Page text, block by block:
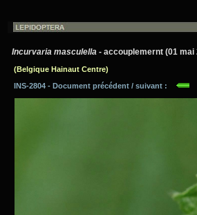
Incurvaria masculella - accouplemernt (01 mai
(Belgique Hainaut Centre)
INS-2804 - Document précédent / suivant :